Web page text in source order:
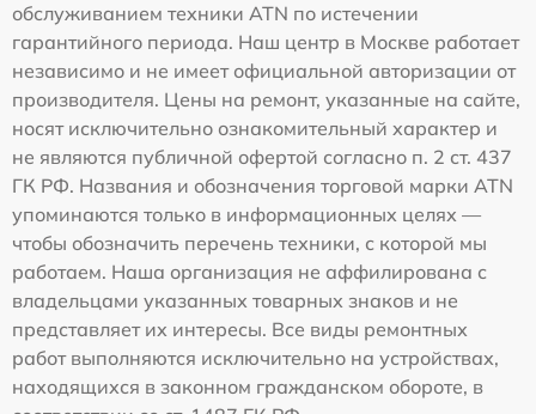
обслуживанием техники ATN по истечении
гарантийного периода. Наш центр в Москве работает
независимо и не имеет официальной авторизации от
производителя. Цены на ремонт, указанные на сайте,
носят исключительно ознакомительный характер и
не являются публичной офертой согласно п. 2 ст. 437
ГК РФ. Названия и обозначения торговой марки ATN
упоминаются только в информационных целях —
чтобы обозначить перечень техники, с которой мы
работаем. Наша организация не аффилирована с
владельцами указанных товарных знаков и не
представляет их интересы. Все виды ремонтных
работ выполняются исключительно на устройствах,
находящихся в законном гражданском обороте, в